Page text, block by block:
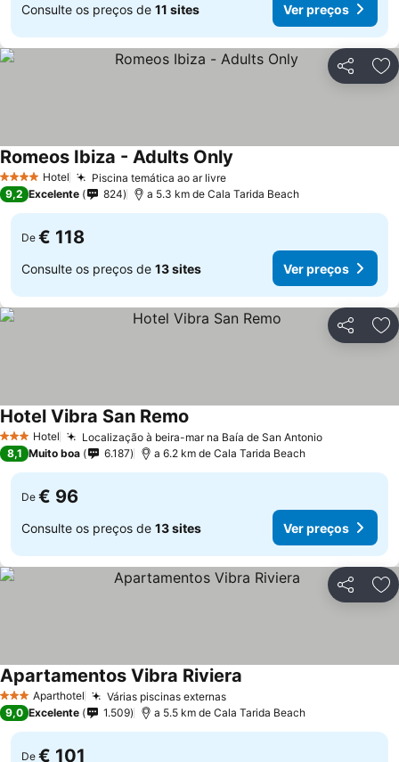
Consulte os preços de 11 sites Ver preços
Partilhar
4 EstrelasHotel Piscina temática ao ar livreVer preços
Romeos Ibiza - Adults Only
9,2 Excelente 824 a 5.3 km de Cala Tarida Beach
De € 118
Consulte os preços de 13 sites Ver preços
Partilhar
3 EstrelasHotel Localização à beira-mar na Baía de San AntonioVer preços
Hotel Vibra San Remo
8,1 Muito boa 6.187 a 6.2 km de Cala Tarida Beach
De € 96
Consulte os preços de 13 sites Ver preços
Partilhar
3 EstrelasAparthotel Várias piscinas externasVer preços
Apartamentos Vibra Riviera
9,0 Excelente 1.509 a 5.5 km de Cala Tarida Beach
De € 101